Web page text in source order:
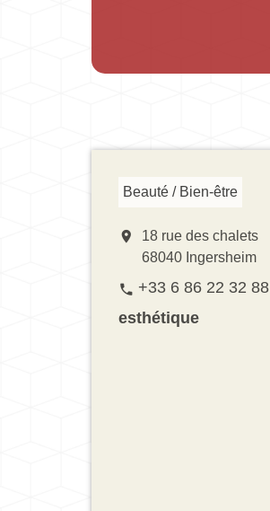
Beauté / Bien-être
location_on
18 rue des chalets
68040 Ingersheim
phone +33 6 86 22 32 88
esthétique